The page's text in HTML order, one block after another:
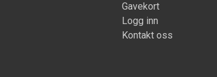
Gavekort
Logg inn
Kontakt oss